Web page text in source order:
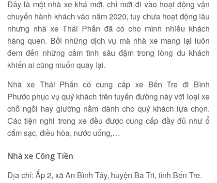
Đây là một nhà xe khá mới, chỉ mới đi vào hoạt động vận
chuyển hành khách vào năm 2020, tuy chưa hoạt động lâu
nhưng nhà xe Thái Phấn đã có cho mình nhiều khách
hàng quen. Bởi những dịch vụ mà nhà xe mang lại luôn
đem đến những cảm tình sâu đậm trong lòng du khách
khiến ai cũng muốn quay lại.
Nhà xe Thái Phấn có cung cấp xe Bến Tre đi Bình
Phước phục vụ quý khách trên tuyến đường này với loại xe
chỗ ngồi hay giường nằm dành cho quý khách lựa chọn.
Các tiện nghi trong xe đều được cung cấp đầy đủ như ổ
cắm sạc, điều hòa, nước uống,…
Nhà xe Công Tiền
Địa chỉ: Ấp 2, xã An Bình Tây, huyện Ba Tri, tỉnh Bến Tre.